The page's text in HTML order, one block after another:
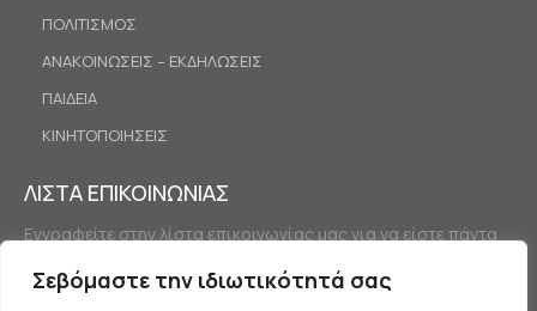
Σεβόμαστε την ιδιωτικότητά σας
ΠΟΛΙΤΙΣΜΟΣ
ΑΝΑΚΟΙΝΩΣΕΙΣ – ΕΚΔΗΛΩΣΕΙΣ
ΠΑΙΔΕΙΑ
ΚΙΝΗΤΟΠΟΙΗΣΕΙΣ
ΛΙΣΤΑ ΕΠΙΚΟΙΝΩΝΙΑΣ
Εγγραφείτε στην λίστα επικοινωνίας μας για να είστε πάντα